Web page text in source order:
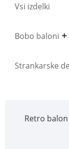
Vsi izdelki
Bobo baloni
Strankarske
Retro balon